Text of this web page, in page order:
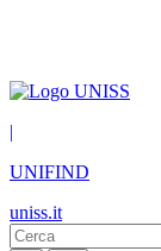
|
UNIFIND
uniss.it